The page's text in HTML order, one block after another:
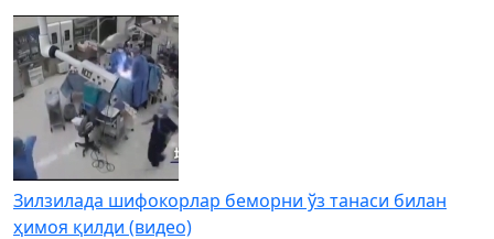
Зилзилада шифокорлар беморни ўз танаси билан
ҳимоя қилди (видео)